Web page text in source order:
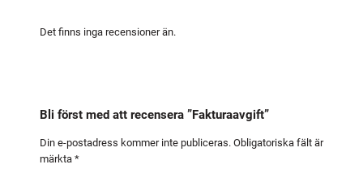
Det finns inga recensioner än.
Bli först med att recensera ”Fakturaavgift”
Din e-postadress kommer inte publiceras. Obligatoriska fält är
märkta *